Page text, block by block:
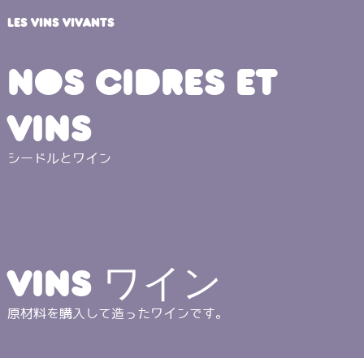
LES VINS VIVANTS
Nos cidres et
vins
シードルとワイン
Vins ワイン
原材料を購入して造ったワインです。